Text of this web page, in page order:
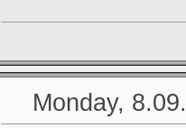
Monday,